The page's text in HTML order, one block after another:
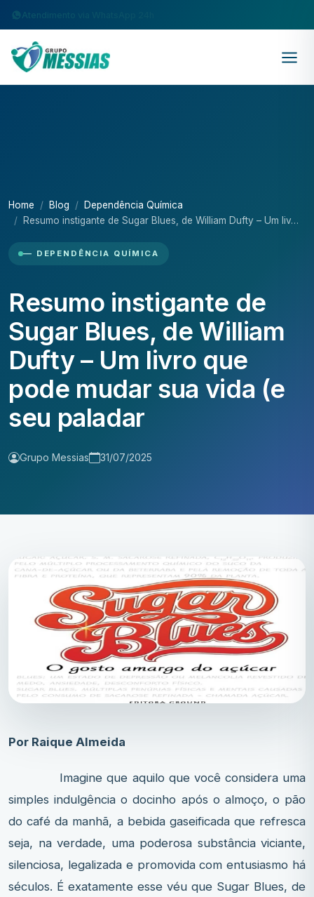
Atendimento via WhatsApp 24h
Home Blog
Dependência Química
Resumo instigante de Sugar Blues, de William Dufty – Um liv…
— DEPENDÊNCIA QUÍMICA
Resumo instigante de
Sugar Blues, de William
Dufty – Um livro que
pode mudar sua vida (e
seu paladar
Grupo Messias 31/07/2025
Por Raique Almeida
Imagine que aquilo que você considera uma
simples indulgência o docinho após o almoço, o pão
do café da manhã, a bebida gaseificada que refresca
seja, na verdade, uma poderosa substância viciante,
silenciosa, legalizada e promovida com entusiasmo há
séculos. É exatamente esse véu que Sugar Blues, de